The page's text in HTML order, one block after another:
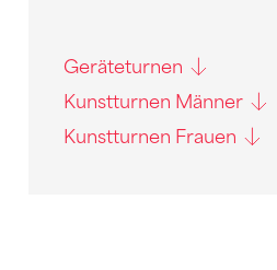
Geräteturnen
Kunstturnen Männer
Kunstturnen Frauen